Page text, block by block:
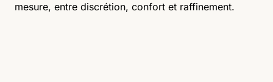
mesure, entre discrétion, confort et raffinement.